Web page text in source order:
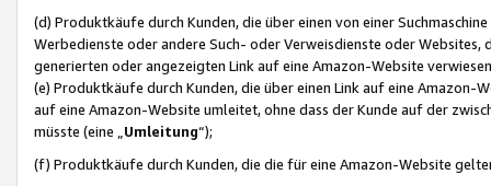
(d) Produktkäufe durch Kunden, die über einen von einer
Werbedienste oder andere Such- oder Verweisdienste oder Websites,
generierten oder angezeigten Link auf eine Amazon-Website
(e) Produktkäufe durch Kunden, die über einen Link auf eine
auf eine Amazon-Website umleitet, ohne dass der Kunde auf der
müsste (eine „ Umleitung“);
(f) Produktkäufe durch Kunden, die die für eine Amazon-Website